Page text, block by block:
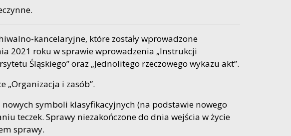
kancelaryjne, które zostały wprowadzone
2021 roku w sprawie wprowadzenia „Instrukcji
Śląskiego” oraz „Jednolitego rzeczowego wykazu akt”.
„Organizacja i zasób”.
symboli klasyfikacyjnych (na podstawie nowego
teczek. Sprawy niezakończone do dnia wejścia w życie
sprawy.